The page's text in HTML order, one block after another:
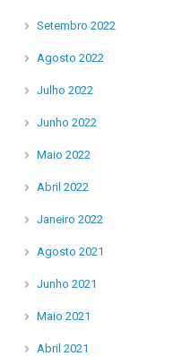
Setembro 2022
Agosto 2022
Julho 2022
Junho 2022
Maio 2022
Abril 2022
Janeiro 2022
Agosto 2021
Junho 2021
Maio 2021
Abril 2021